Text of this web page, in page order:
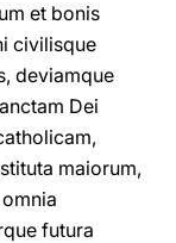
et bonis
civilisque
deviamque
Dei
maiorum,
futura